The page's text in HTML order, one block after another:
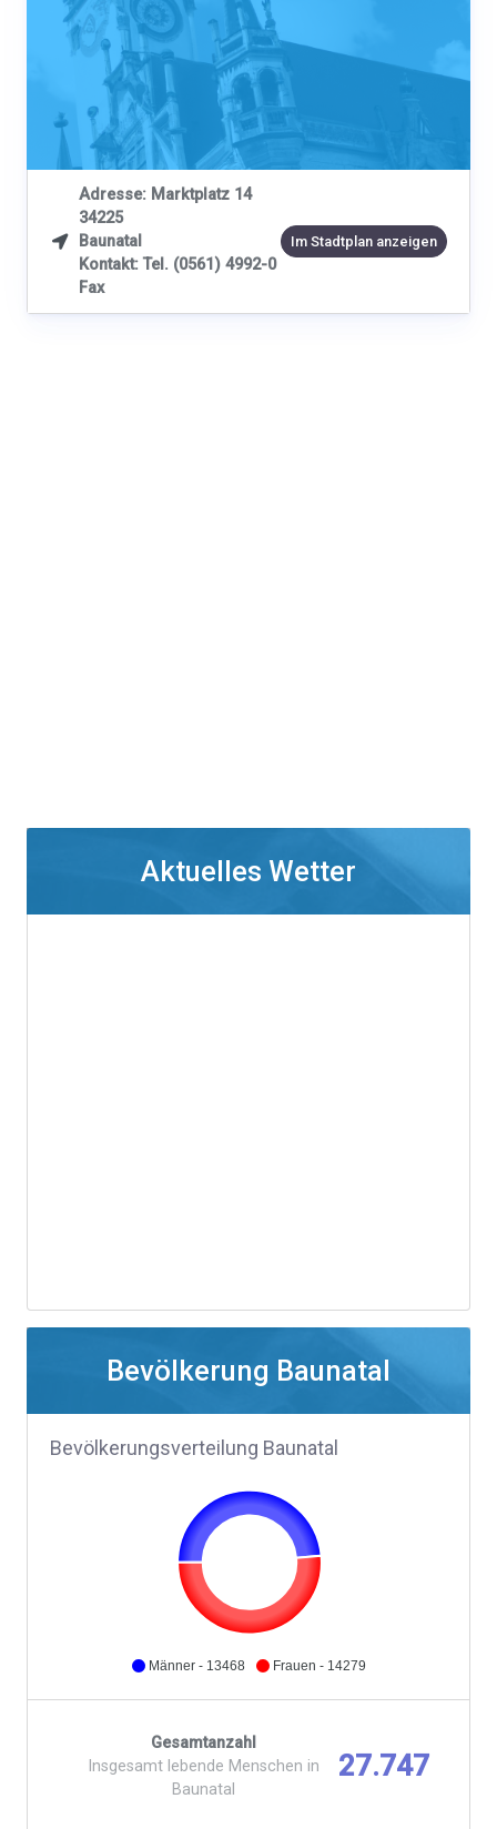

Adresse: Marktplatz 14
34225
Baunatal
Kontakt: Tel. (0561) 4992-0
Fax
Im Stadtplan anzeigen
Aktuelles Wetter
Bevölkerung Baunatal
Bevölkerungsverteilung Baunatal
Männer - 13468 Frauen - 14279
Gesamtanzahl
Insgesamt lebende Menschen in
Baunatal
27.747